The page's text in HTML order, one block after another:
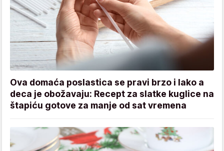
Ova domaća poslastica se pravi brzo i lako a
deca je obožavaju: Recept za slatke kuglice na
štapiću gotove za manje od sat vremena